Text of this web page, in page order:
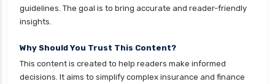
health insurance stocks india
health insurance tax benefits 80d
health insurance thane
guidelines. The goal is to bring accurate and reader-friendly
insights.
Why Should You Trust This Content?
This content is created to help readers make informed
decisions. It aims to simplify complex insurance and finance